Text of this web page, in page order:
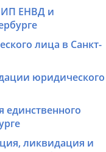
ЕНВД и
лица в Санкт-
юридического
единственного
ликвидация и